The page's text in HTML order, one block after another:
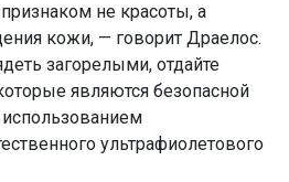
признаком не красоты, а
кожи, — говорит Драелос.
загорелыми, отдайте
являются безопасной
использованием
ультрафиолетового